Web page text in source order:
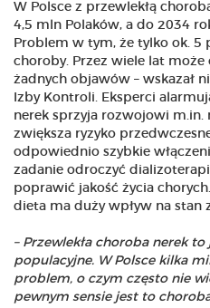
W Polsce z przewlekłą
4,5 mln Polaków, a do 2034
Problem w tym, że tylko ok. 5
choroby. Przez wiele lat
żadnych objawów – wskazał
Izby Kontroli. Eksperci
nerek sprzyja rozwojowi m.in.
zwiększa ryzyko
odpowiednio szybkie
zadanie odroczyć
poprawić jakość życia
dieta ma duży wpływ na stan
– Przewlekła choroba nerek
populacyjne. W Polsce kilka
problem, o czym często nie
pewnym sensie jest to